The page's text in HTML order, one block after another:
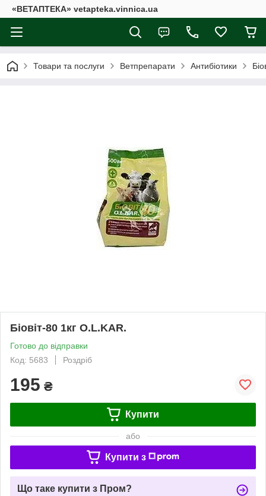
«ВЕТАПТЕКА» vetapteka.vinnica.ua
Товари та послуги Ветпрепарати Антибіотики
Біовіт-80 1кг O.L.KAR.
Готово до відправки
Код: 5683
Роздріб
195 ₴
Купити
або
Купити з
Що таке купити з Пром?